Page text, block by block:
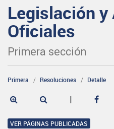
Legislación y
Oficiales
Primera sección
Primera Resoluciones Detalle
|
VER PÁGINAS PUBLICADAS